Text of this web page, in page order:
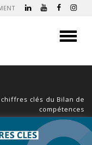
Toggle
chiffres clés du Bilan de
compétences